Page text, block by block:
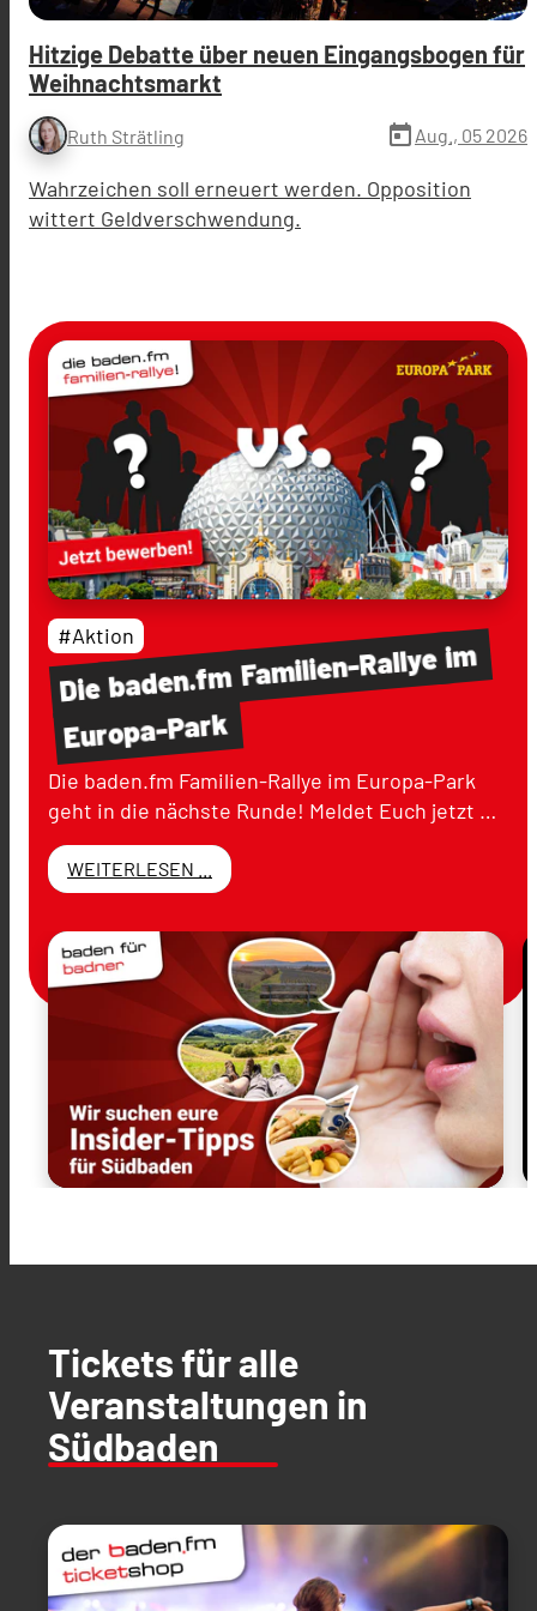
Hitzige Debatte über neuen Eingangsbogen für
Weihnachtsmarkt
Ruth Strätling today Aug., 05 2026
Wahrzeichen soll erneuert werden. Opposition
wittert Geldverschwendung.
Diebaden.fmFamilien-Rallyeim
Europa-Park
#Aktion
Die baden.fm Familien-Rallye im Europa-Park
geht in die nächste Runde! Meldet Euch jetzt …
WEITERLESEN ...
Tickets für alle
Veranstaltungen in
Südbaden